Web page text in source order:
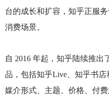
台的成长和扩容，知乎正服
消费场景。
自 2016 年起，知乎陆续推出
品，包括知乎Live、知乎书店
媒介形式、主题、价格、付